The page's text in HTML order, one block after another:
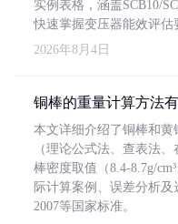
实例表格，涵盖SCB10/
快速掌握变压器能效评估
2026年8月4日
铜棒的重量计算方法
本文详细介绍了铜棒和
（理论公式法、查表法
棒密度取值（8.4-8.7g/
际计算案例、误差分析及
2007等国家标准。